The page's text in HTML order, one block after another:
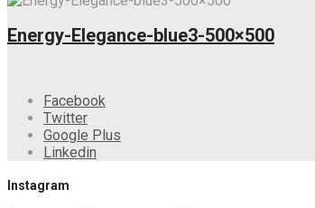
Energy-Elegance-blue3-500×500
Facebook
Twitter
Google Plus
Linkedin
Instagram